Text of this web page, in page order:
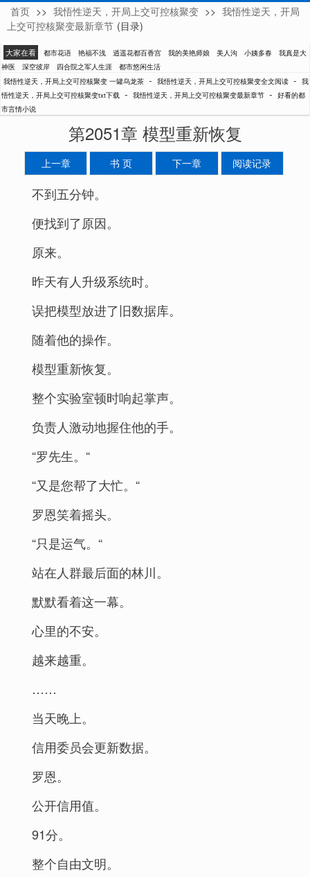
一罐乌龙茶
首页 >> 我悟性逆天，开局上交可控核聚变 >> 我悟性逆天，开局
上交可控核聚变最新章节 (目录)
大家在看 都市花语 艳福不浅 逍遥花都百香宫 我的美艳师娘 美人沟 小姨多春
我真是大
神医
深空彼岸 四合院之军人生涯
都市悠闲生活
我悟性逆天，开局上交可控核聚变 一罐乌龙茶 - 我悟性逆天，开局上交可控核聚变全文阅读 - 我
悟性逆天，开局上交可控核聚变txt下载 - 我悟性逆天，开局上交可控核聚变最新章节 - 好看的都
市言情小说
第2051章 模型重新恢复
上一章 书 页 下一章 阅读记录
不到五分钟。
便找到了原因。
原来。
昨天有人升级系统时。
误把模型放进了旧数据库。
随着他的操作。
模型重新恢复。
整个实验室顿时响起掌声。
负责人激动地握住他的手。
“罗先生。“
“又是您帮了大忙。“
罗恩笑着摇头。
“只是运气。“
站在人群最后面的林川。
默默看着这一幕。
心里的不安。
越来越重。
……
当天晚上。
信用委员会更新数据。
罗恩。
公开信用值。
91分。
整个自由文明。